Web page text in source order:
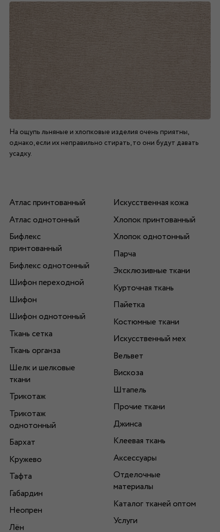
На ощупь льняные и хлопковые изделия очень приятны,
однако, если их неправильно стирать, то они будут давать
усадку.
Атлас принтованный
Атлас однотонный
Бифлекс
принтованный
Бифлекс однотонный
Шифон переходной
Шифон
Шифон однотонный
Ткань сетка
Ткань органза
Шелк и шелковые
ткани
Трикотаж
Трикотаж
однотонный
Бархат
Кружево
Тафта
Габардин
Неопрен
Лён
Искусственная кожа
Хлопок принтованный
Хлопок однотонный
Парча
Эксклюзивные ткани
Курточная ткань
Пайетка
Костюмные ткани
Искусственный мех
Вельвет
Вискоза
Штапель
Прочие ткани
Джинса
Клеевая ткань
Аксессуары
Отделочные
материалы
Каталог тканей оптом
Услуги